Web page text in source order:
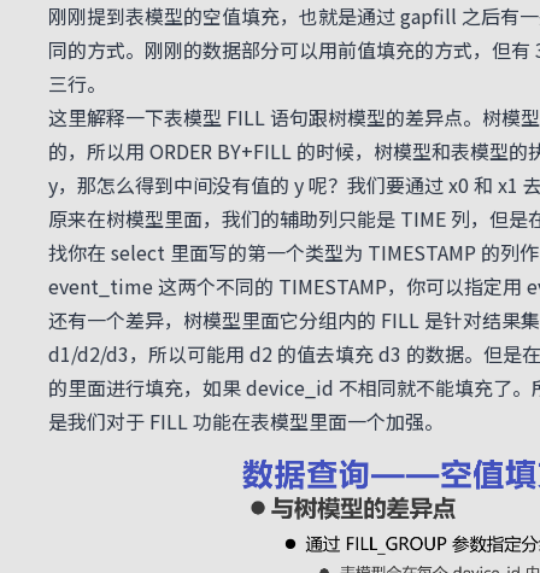
刚刚提到表模型的空值填充，也就是通过 gapfill 之后有
同的方式。刚刚的数据部分可以用前值填充的方式，但
三行。
这里解释一下表模型 FILL 语句跟树模型的差异点。树模
的，所以用 ORDER BY+FILL 的时候，树模型和表模型
y，那怎么得到中间没有值的 y 呢？我们要通过 x0 和 x1
原来在树模型里面，我们的辅助列只能是 TIME 列，但
找你在 select 里面写的第一个类型为 TIMESTAMP 的列
event_time 这两个不同的 TIMESTAMP，你可以指定用
还有一个差异，树模型里面它分组内的 FILL 是针对结
d1/d2/d3，所以可能用 d2 的值去填充 d3 的数据。但是
的里面进行填充，如果 device_id 不相同就不能填充了
是我们对于 FILL 功能在表模型里面一个加强。